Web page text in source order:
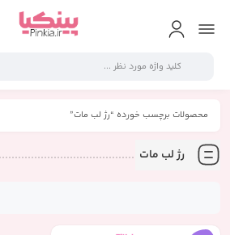
محصولات برچسب خورده “رژ لب مات”
رژ لب مات